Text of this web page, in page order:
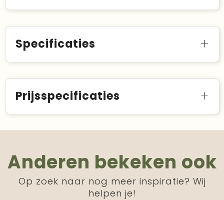
Specificaties
Prijsspecificaties
Anderen bekeken ook
Op zoek naar nog meer inspiratie? Wij
helpen je!